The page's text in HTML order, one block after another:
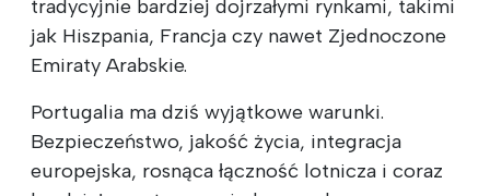
tradycyjnie bardziej dojrzałymi rynkami, takimi
jak Hiszpania, Francja czy nawet Zjednoczone
Emiraty Arabskie.
Portugalia ma dziś wyjątkowe warunki.
Bezpieczeństwo, jakość życia, integracja
europejska, rosnąca łączność lotnicza i coraz